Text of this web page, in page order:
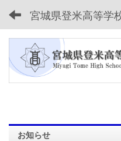
宮城県登米高等学
お知らせ